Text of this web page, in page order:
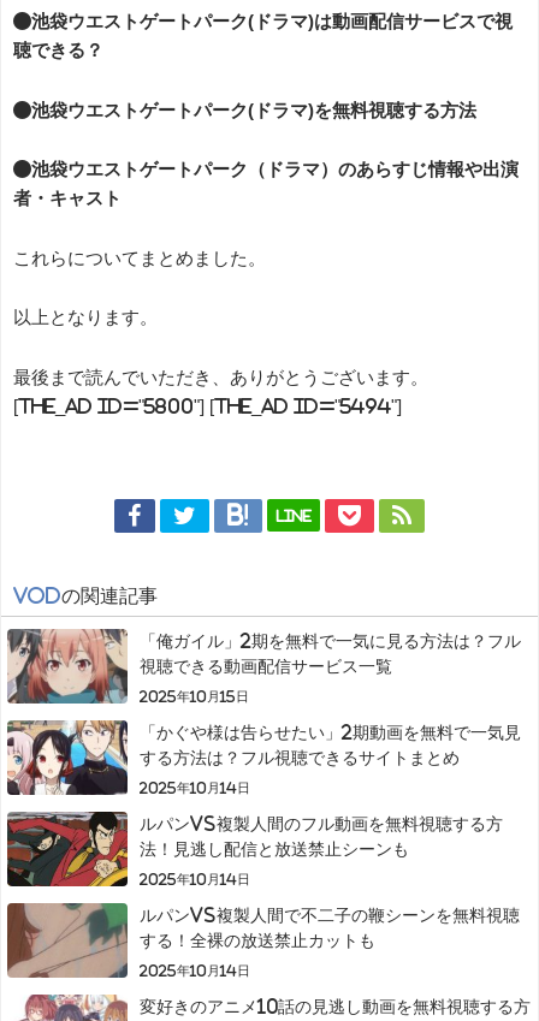
●池袋ウエストゲートパーク(ドラマ)は動画配信サービスで視
聴できる？
●池袋ウエストゲートパーク(ドラマ)を無料視聴する方法
●池袋ウエストゲートパーク（ドラマ）のあらすじ情報や出演
者・キャスト
これらについてまとめました。
以上となります。
最後まで読んでいただき、ありがとうございます。
[the_ad id="5800"] [the_ad id="5494"]
LINE
VODの関連記事
「俺ガイル」2期を無料で一気に見る方法は？フル
視聴できる動画配信サービス一覧
2025年10月15日
「かぐや様は告らせたい」2期動画を無料で一気見
する方法は？フル視聴できるサイトまとめ
2025年10月14日
ルパンVS複製人間のフル動画を無料視聴する方
法！見逃し配信と放送禁止シーンも
2025年10月14日
ルパンVS複製人間で不二子の鞭シーンを無料視聴
する！全裸の放送禁止カットも
2025年10月14日
変好きのアニメ10話の見逃し動画を無料視聴する方